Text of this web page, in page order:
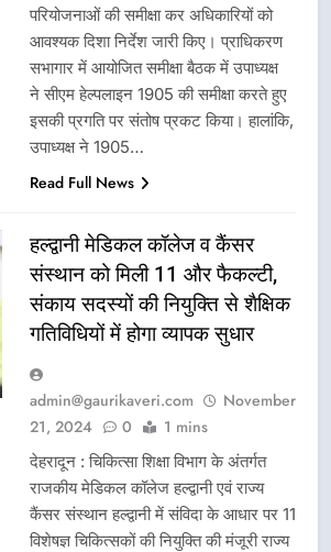
परियोजनाओं की समीक्षा कर अधिकारियों को
आवश्यक दिशा निर्देश जारी किए। प्राधिकरण
सभागार में आयोजित समीक्षा बैठक में उपाध्यक्ष
ने सीएम हेल्पलाइन 1905 की समीक्षा करते हुए
इसकी प्रगति पर संतोष प्रकट किया। हालांकि,
उपाध्यक्ष ने 1905…
Read Full News
हल्द्वानी मेडिकल कॉलेज व कैंसर
संस्थान को मिली 11 और फैकल्टी,
संकाय सदस्यों की नियुक्ति से शैक्षिक
गतिविधियों में होगा व्यापक सुधार
admin@gaurikaveri.com
November
21, 2024
0 1 mins
देहरादून : चिकित्सा शिक्षा विभाग के अंतर्गत
राजकीय मेडिकल कॉलेज हल्द्वानी एवं राज्य
कैंसर संस्थान हल्द्वानी में संविदा के आधार पर 11
विशेषज्ञ चिकित्सकों की नियुक्ति की मंजूरी राज्य